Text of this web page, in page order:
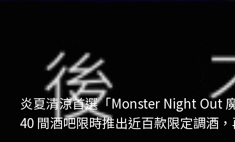
炎夏清涼首選「Monster Night Out
40 間酒吧限時推出近百款限定調酒